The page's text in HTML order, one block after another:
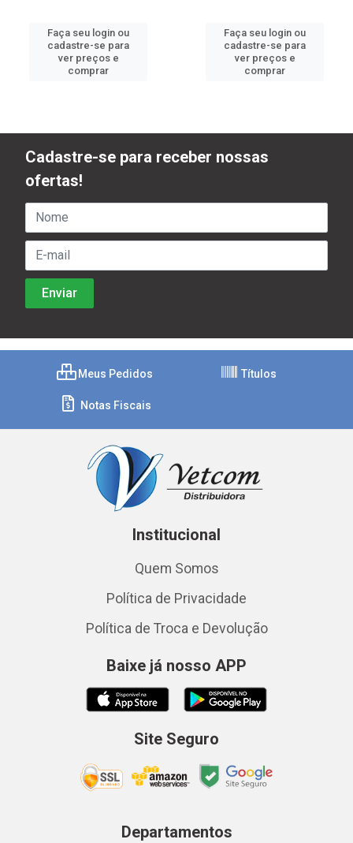
Faça seu login ou
cadastre-se para
ver preços e
comprar
Faça seu login ou
cadastre-se para
ver preços e
comprar
Cadastre-se para receber nossas
ofertas!
Meus Pedidos Títulos
Notas Fiscais
Institucional
Quem Somos
Política de Privacidade
Política de Troca e Devolução
Baixe já nosso APP
Site Seguro
Departamentos